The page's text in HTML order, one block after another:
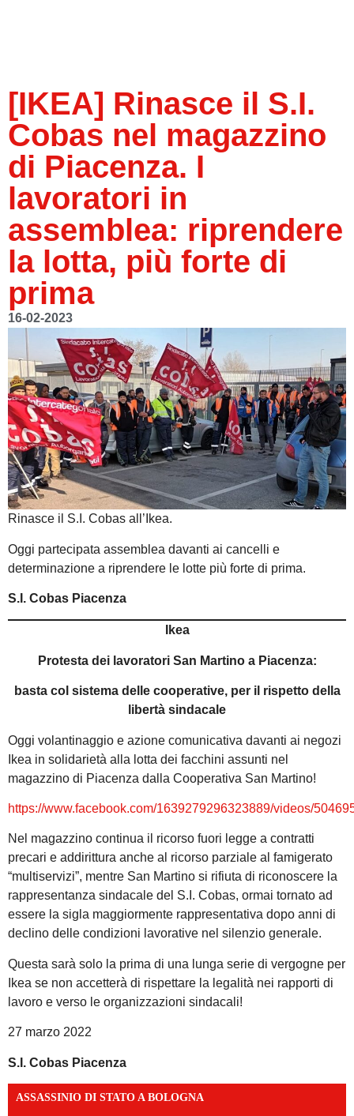
[IKEA] Rinasce il S.I.
Cobas nel magazzino
di Piacenza. I
lavoratori in
assemblea: riprendere
la lotta, più forte di
prima
16-02-2023
Rinasce il S.I. Cobas all’Ikea.
Oggi partecipata assemblea davanti ai cancelli e
determinazione a riprendere le lotte più forte di prima.
S.I. Cobas Piacenza
Ikea
Protesta dei lavoratori San Martino a Piacenza:
basta col sistema delle cooperative, per il rispetto della
libertà sindacale
Oggi volantinaggio e azione comunicativa davanti ai negozi
Ikea in solidarietà alla lotta dei facchini assunti nel
magazzino di Piacenza dalla Cooperativa San Martino!
https://www.facebook.com/1639279296323889/videos/
Nel magazzino continua il ricorso fuori legge a contratti
precari e addirittura anche al ricorso parziale al famigerato
“multiservizi”, mentre San Martino si rifiuta di riconoscere la
rappresentanza sindacale del S.I. Cobas, ormai tornato ad
essere la sigla maggiormente rappresentativa dopo anni di
declino delle condizioni lavorative nel silenzio generale.
Questa sarà solo la prima di una lunga serie di vergogne per
Ikea se non accetterà di rispettare la legalità nei rapporti di
lavoro e verso le organizzazioni sindacali!
27 marzo 2022
S.I. Cobas Piacenza
ASSASSINIO DI STATO A BOLOGNA